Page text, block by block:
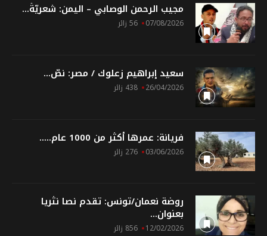
مجيب الرحمن الوصابي – اليمن: شعريّةُ...
07/08/2026 56 زائر
سعيد إبراهيم زعلوك / مصر: نصّ...
26/04/2026 438 زائر
فريانة: عمرها أكثر من 1000 عام.....
03/06/2026 276 زائر
روضة نعمان/تونس: تقدم نصا نثريا
بعنوان...
12/02/2026 856 زائر